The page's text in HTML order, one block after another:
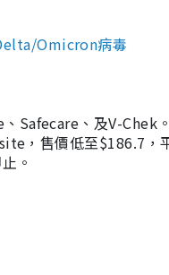
Omicron病毒
Safecare、及V-Chek
，售價低至$186.7，
。